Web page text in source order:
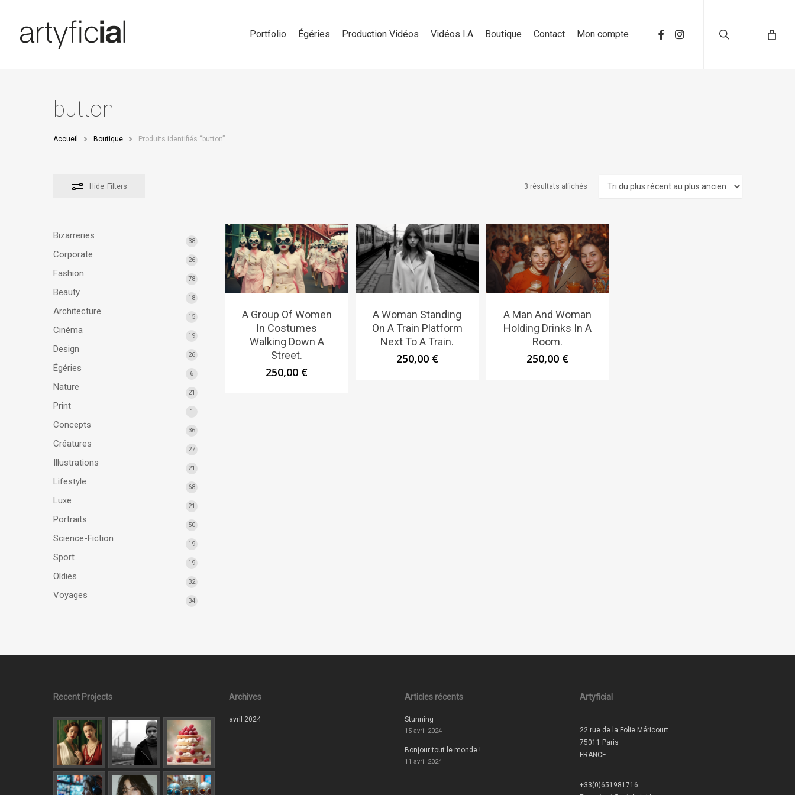
content
Portfolio Égéries Production Vidéos Vidéos I.A Boutique Contact Mon compte
button
Accueil Boutique Produits identifiés “button”
Hide Filters 3 résultats affichés
Bizarreries
38
Corporate
26
Fashion
78
Beauty
18
Architecture
15
Cinéma
19
Design
26
Égéries
6
Nature
21
Print
1
Concepts
36
Créatures
27
Illustrations
21
Lifestyle
68
Luxe
21
Portraits
50
Science-Fiction
19
Sport
19
Oldies
32
Voyages
34
A Group Of Women
In Costumes
Walking Down A
Street.
250,00 €
A Woman Standing
On A Train Platform
Next To A Train.
250,00 €
A Man And Woman
Holding Drinks In A
Room.
250,00 €
Recent Projects Archives
avril 2024
Articles récents
Stunning
15 avril 2024
Bonjour tout le monde !
11 avril 2024
Artyficial
22 rue de la Folie Méricourt
75011 Paris
FRANCE
+33(0)651981716